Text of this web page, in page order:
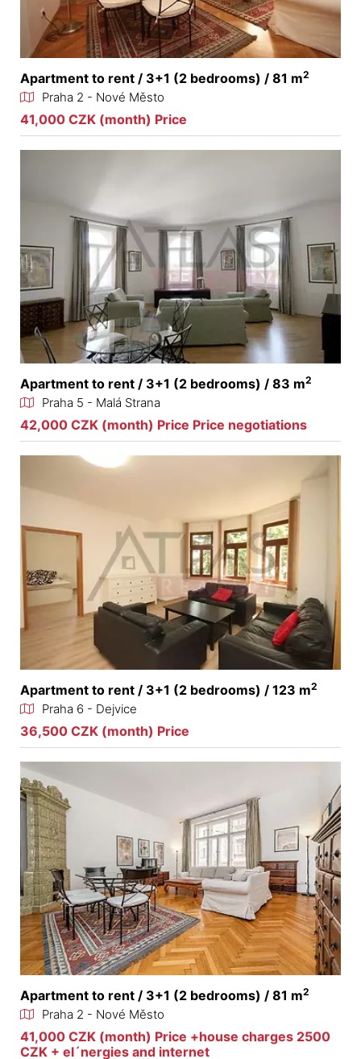
Apartment to rent / 3+1 (2 bedrooms) / 81 m2
Praha 2 - Nové Město
41,000 CZK (month) Price
Apartment to rent / 3+1 (2 bedrooms) / 83 m2
Praha 5 - Malá Strana
42,000 CZK (month) Price Price negotiations
Apartment to rent / 3+1 (2 bedrooms) / 123 m2
Praha 6 - Dejvice
36,500 CZK (month) Price
Apartment to rent / 3+1 (2 bedrooms) / 81 m2
Praha 2 - Nové Město
41,000 CZK (month) Price +house charges 2500
CZK + el´nergies and internet